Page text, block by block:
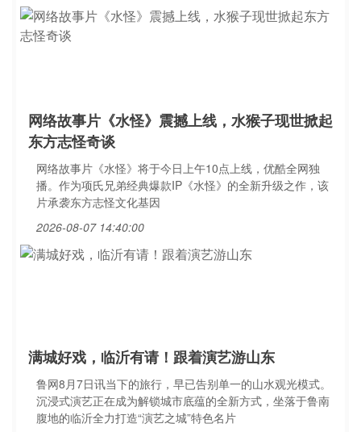
网络故事片《水怪》震撼上线，水猴子现世掀起
东方志怪奇谈
网络故事片《水怪》将于今日上午10点上线，优酷全网独
播。作为项氏兄弟经典爆款IP《水怪》的全新升级之作，该
片承袭东方志怪文化基因
2026-08-07 14:40:00
满城好戏，临沂有请！跟着演艺游山东
鲁网8月7日讯当下的旅行，早已告别单一的山水观光模式。
沉浸式演艺正在成为解锁城市底蕴的全新方式，坐落于鲁南
腹地的临沂全力打造“演艺之城”特色名片